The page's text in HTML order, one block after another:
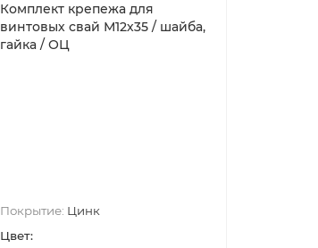
Комплект крепежа для
винтовых свай М12х35 / шайба,
гайка / ОЦ
Покрытие: Цинк
Цвет: